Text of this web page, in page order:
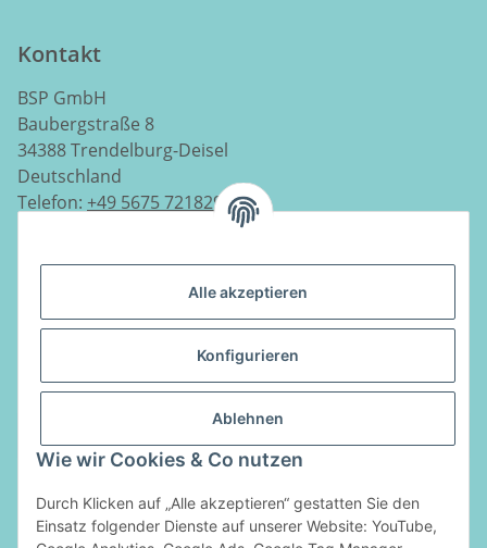
Alle akzeptieren
Konfigurieren
Ablehnen
Wie wir Cookies & Co nutzen
Durch Klicken auf „Alle akzeptieren“ gestatten Sie den
Einsatz folgender Dienste auf unserer Website: YouTube,
Kontakt
BSP GmbH
Baubergstraße 8
34388 Trendelburg-Deisel
Deutschland
Telefon: +49 5675 7218290
Informationen
Gesetzliche Informationen
Zahlungsarten